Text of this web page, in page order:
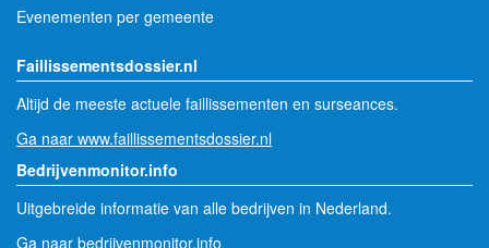
Evenementen per gemeente
Faillissementsdossier.nl
Altijd de meeste actuele faillissementen en surseances.
Ga naar www.faillissementsdossier.nl
Bedrijvenmonitor.info
Uitgebreide informatie van alle bedrijven in Nederland.
Ga naar bedrijvenmonitor.info